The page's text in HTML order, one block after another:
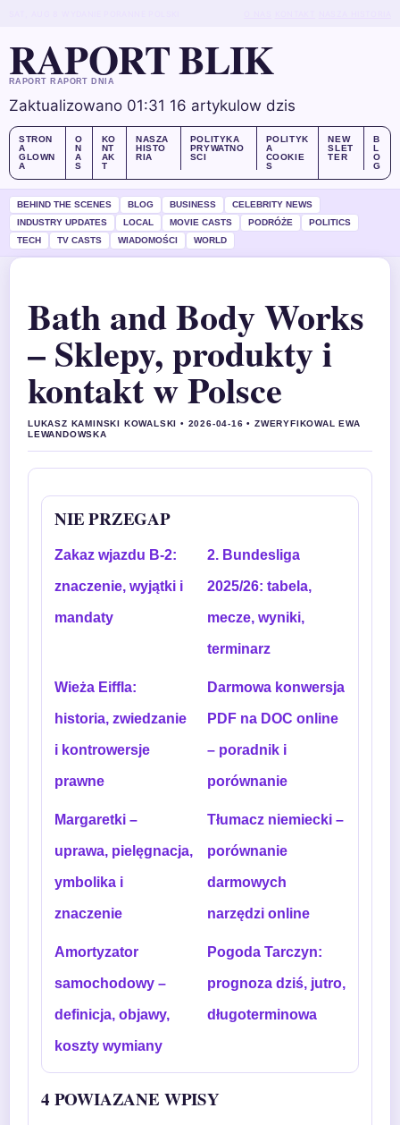
RAPORT BLIK
RAPORT RAPORT DNIA
Zaktualizowano 01:31 16 artykulow dzis
STRON
A
GLOWN
A
O
N
A
S
KO
NT
AK
T
NASZA
HISTO
RIA
POLITYKA
PRYWATNO
SCI
POLITYK
A
COOKIE
S
NEW
SLET
TER
B
L
O
G
BEHIND THE SCENES BLOG BUSINESS
CELEBRITY NEWS
INDUSTRY UPDATES
LOCAL MOVIE CASTS PODRÓŻE
POLITICS
TECH
TV CASTS WIADOMOŚCI WORLD
Bath and Body Works
– Sklepy, produkty i
kontakt w Polsce
LUKASZ KAMINSKI KOWALSKI • 2026-04-16 • ZWERYFIKOWAL EWA
LEWANDOWSKA
NIE PRZEGAP
Zakaz wjazdu B-2:
znaczenie, wyjątki i
mandaty
2. Bundesliga
2025/26: tabela,
mecze, wyniki,
terminarz
Wieża Eiffla:
historia, zwiedzanie
i kontrowersje
prawne
Darmowa konwersja
PDF na DOC online
– poradnik i
porównanie
Margaretki –
uprawa, pielęgnacja,
ymbolika i
znaczenie
Tłumacz niemiecki –
porównanie
darmowych
narzędzi online
Amortyzator
samochodowy –
definicja, objawy,
koszty wymiany
Pogoda Tarczyn:
prognoza dziś, jutro,
długoterminowa
4 POWIAZANE WPISY